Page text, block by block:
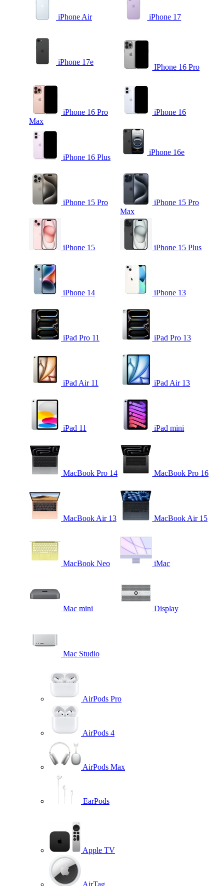
iPhone Air iPhone 17
iPhone 17e
IPhone 16 Pro
iPhone 16 Pro
Max
iPhone 16
iPhone 16 Plus
iPhone 16e
iPhone 15 Pro
iPhone 15 Pro
Max
iPhone 15 iPhone 15 Plus
iPhone 14 iPhone 13
iPad Pro 11 iPad Pro 13
iPad Air 11 iPad Air 13
iPad 11 iPad mini
MacBook Pro 14 MacBook Pro 16
MacBook Air 13 MacBook Air 15
MacBook Neo iMac
Mac mini Display
Mac Studio
AirPods Pro
AirPods 4
AirPods Max
EarPods
Apple TV